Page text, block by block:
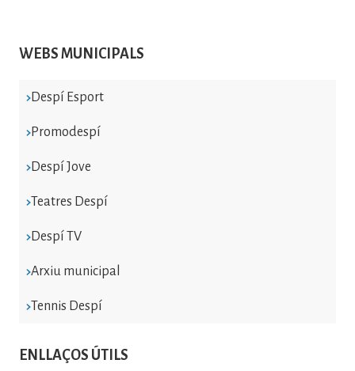
WEBS MUNICIPALS
Despí Esport
Promodespí
Despí Jove
Teatres Despí
Despí TV
Arxiu municipal
Tennis Despí
ENLLAÇOS ÚTILS